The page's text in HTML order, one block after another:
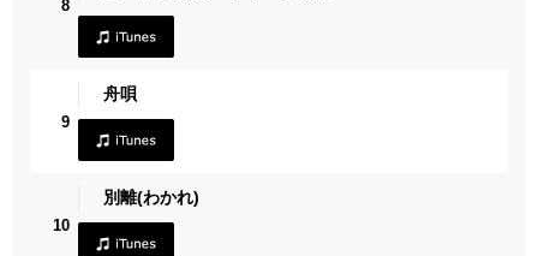
8
9
舟唄
10
別離(わかれ)